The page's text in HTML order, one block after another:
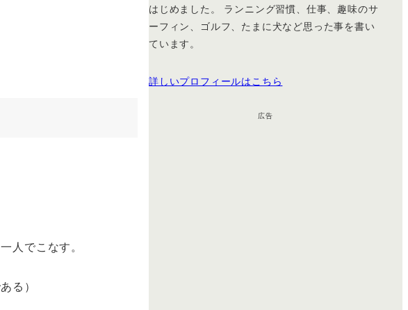
人でこなす。
る）
はじめました。 ランニング習慣、仕事、趣味のサ
ーフィン、ゴルフ、たまに犬など思った事を書い
ています。
詳しいプロフィールはこちら
広告